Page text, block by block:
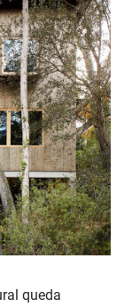
queda